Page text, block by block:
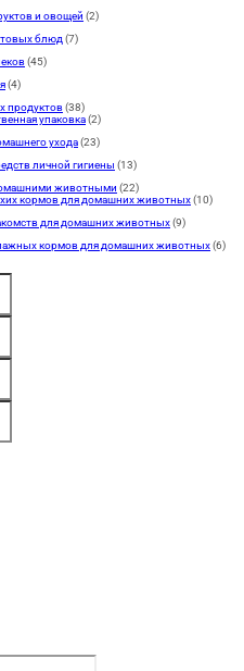
и овощей (2)
блюд (7)
(45)
(4)
продуктов(38)
упаковка(2)
ухода(23)
личной гигиены (13)
животными (22)
кормов для домашних животных(10)
для домашних животных(9)
кормов для домашних животных(6)